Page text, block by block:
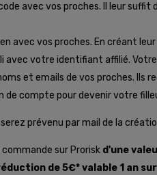
avec vos proches. Il leur
avec vos proches. En créant
votre identifiant affilié. Votre
et emails de vos proches. Ils
de compte pour devenir votre
prévenu par mail de la
sur Prorisk d'une
de 5€* valable 1 an